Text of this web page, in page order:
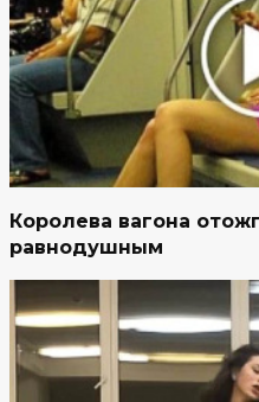
Королева вагона
равнодушным